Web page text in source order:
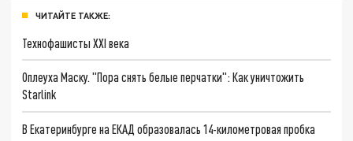
ЧИТАЙТЕ ТАКЖЕ:
Технофашисты XXI века
Оплеуха Маску. "Пора снять белые перчатки": Как уничтожить
Starlink
В Екатеринбурге на ЕКАД образовалась 14-километровая пробка